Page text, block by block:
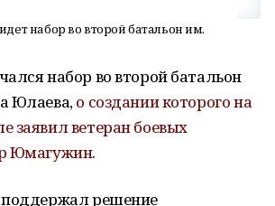
набор во второй батальон им.
набор во второй батальон
Юлаева,о создании которого на
заявил ветеран боевых
Юмагужин.
решение